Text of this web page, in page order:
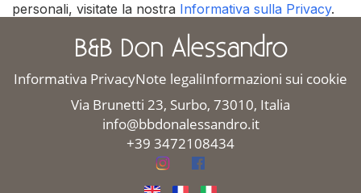
personali, visitate la nostra Informativa sulla Privacy.
B&B Don Alessandro
Informativa PrivacyNote legaliInformazioni sui cookie
Via Brunetti 23, Surbo, 73010, Italia
info@bbdonalessandro.it
+39 3472108434